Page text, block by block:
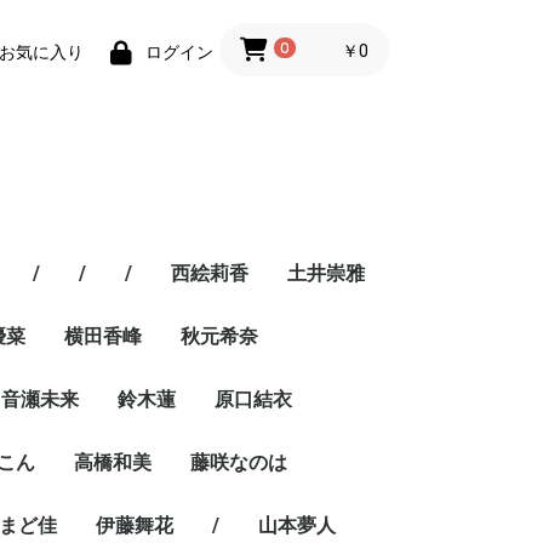
お気に入り ログイン 0 ￥0
/ / / 西絵莉香 土井崇雅
菜 横田香峰 秋元希奈
音瀬未来 鈴木蓮 原口結衣
ん 高橋和美 藤咲なのは
ど佳 伊藤舞花 / 山本夢人